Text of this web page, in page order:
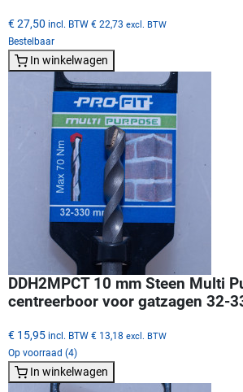
€ 27,50 incl. BTW € 22,73 excl. BTW
Bestelbaar
In winkelwagen
DDH2MPCT 10 mm Steen Multi
centreerboor voor gatzagen 32-
€ 15,95 incl. BTW € 13,18 excl. BTW
Op voorraad (4)
In winkelwagen